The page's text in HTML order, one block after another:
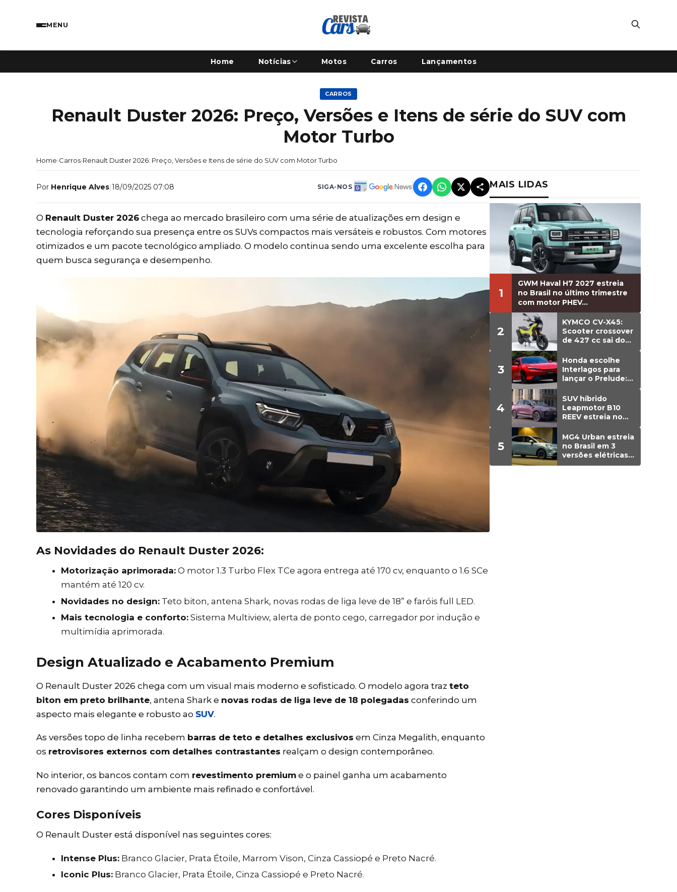
MENU
Home Notícias Motos Carros Lançamentos
CARROS
Renault Duster 2026: Preço, Versões e Itens de série do SUV com
Motor Turbo
Home›Carros›Renault Duster 2026: Preço, Versões e Itens de série do SUV com Motor Turbo
Por Henrique Alves|18/09/2025 07:08 SIGA-NOS
O Renault Duster 2026 chega ao mercado brasileiro com uma série de atualizações em design e
tecnologia reforçando sua presença entre os SUVs compactos mais versáteis e robustos. Com motores
otimizados e um pacote tecnológico ampliado. O modelo continua sendo uma excelente escolha para
quem busca segurança e desempenho.
As Novidades do Renault Duster 2026:
Motorização aprimorada: O motor 1.3 Turbo Flex TCe agora entrega até 170 cv, enquanto o 1.6 SCe
mantém até 120 cv.
Novidades no design: Teto biton, antena Shark, novas rodas de liga leve de 18” e faróis full LED.
Mais tecnologia e conforto: Sistema Multiview, alerta de ponto cego, carregador por indução e
multimídia aprimorada.
Design Atualizado e Acabamento Premium
O Renault Duster 2026 chega com um visual mais moderno e sofisticado. O modelo agora traz teto
biton em preto brilhante, antena Shark e novas rodas de liga leve de 18 polegadas conferindo um
aspecto mais elegante e robusto ao SUV.
As versões topo de linha recebem barras de teto e detalhes exclusivos em Cinza Megalith, enquanto
os retrovisores externos com detalhes contrastantes realçam o design contemporâneo.
No interior, os bancos contam com revestimento premium e o painel ganha um acabamento
renovado garantindo um ambiente mais refinado e confortável.
Cores Disponíveis
O Renault Duster está disponível nas seguintes cores:
Intense Plus: Branco Glacier, Prata Étoile, Marrom Vison, Cinza Cassiopé e Preto Nacré.
Iconic Plus: Branco Glacier, Prata Étoile, Cinza Cassiopé e Preto Nacré.
MAIS LIDAS
1
GWM Haval H7 2027 estreia
no Brasil no último trimestre
com motor PHEV...
2
KYMCO CV-X45:
Scooter crossover
de 427 cc sai do
versão de
produção
3
Honda escolhe
Interlagos para
lançar o Prelude:
203 cv chega em
agosto ao Brasil
4
SUV híbrido
Leapmotor B10
REEV estreia no
detalhes
5
MG4 Urban estreia
no Brasil em 3
versões elétricas;
preços vão de R$